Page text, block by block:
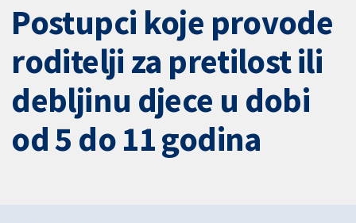
Postupci koje provode
roditelji za pretilost ili
debljinu djece u dobi
od 5 do 11 godina